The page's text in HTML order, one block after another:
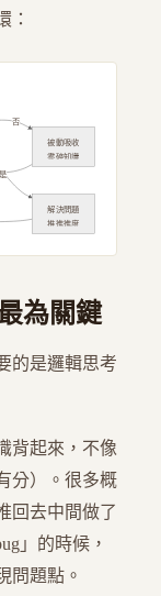
：
否
被動吸收
零碎知識
解決問題
推進進度
為關鍵
的是邏輯思考
背起來，不像
分）。很多概
回去中間做了
」的時候，
問題點。